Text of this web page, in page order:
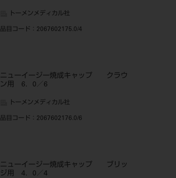
トーメンメディカル社
品目コード ：2067602175.0/4
ニューイージー焼成キャップ クラウ
ン用 6．0／6
トーメンメディカル社
品目コード ：2067602176.0/6
ニューイージー焼成キャップ ブリッ
ジ用 4．0／4